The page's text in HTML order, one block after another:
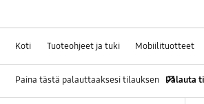
Koti Tuoteohjeet ja tuki Mobiilituotteet
Paina tästä palauttaaksesi tilauksen Palauta